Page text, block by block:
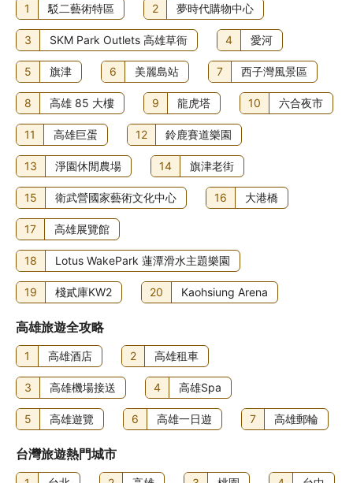
1 駁二藝術特區 2 夢時代購物中心
3 SKM Park Outlets 高雄草衙 4 愛河
5 旗津 6 美麗島站 7 西子灣風景區
8 高雄 85 大樓 9 龍虎塔 10 六合夜市
11 高雄巨蛋 12 鈴鹿賽道樂園
13 淨園休閒農場 14 旗津老街
15 衛武營國家藝術文化中心 16 大港橋
17 高雄展覽館
18 Lotus WakePark 蓮潭滑水主題樂園
19 棧貳庫KW2 20 Kaohsiung Arena
高雄旅遊全攻略
1 高雄酒店 2 高雄租車
3 高雄機場接送 4 高雄Spa
5 高雄遊覽 6 高雄一日遊 7 高雄郵輪
台灣旅遊熱門城市